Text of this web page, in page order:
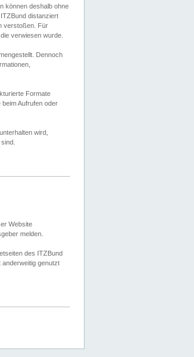
können deshalb ohne
distanziert
verstoßen. Für
verwiesen wurde.
Dennoch
Formate
Aufrufen oder
wird,
Website
melden.
des ITZBund
anderweitig genutzt